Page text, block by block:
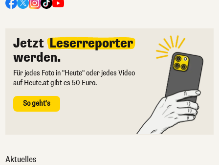
Jetzt Leserreporter
werden.
Für jedes Foto in "Heute" oder jedes Video
auf Heute.at gibt es 50 Euro.
So geht's
Aktuelles